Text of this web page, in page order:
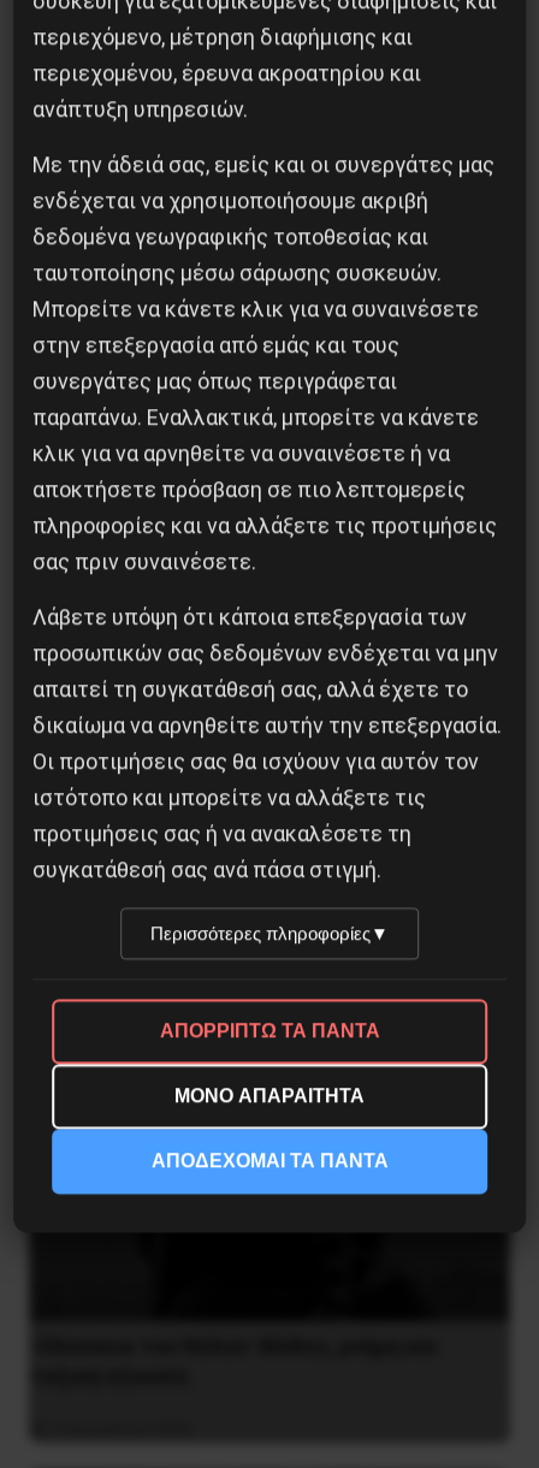
Διδάκτορας μαθηματικών στο Παρίσι ο
Αλέξανδρος Γιωτόπουλος
16 Ιουλίου 2021
Για να τελειώνουμε με τις “υγρές αγορές” της
μουσικής
4 Ιανουαρίου 2021
περιεχόμενο, μέτρηση διαφήμισης και
περιεχομένου, έρευνα ακροατηρίου και
ανάπτυξη υπηρεσιών.
Με την άδειά σας, εμείς και οι συνεργάτες μας
ενδέχεται να χρησιμοποιήσουμε ακριβή
δεδομένα γεωγραφικής τοποθεσίας και
ταυτοποίησης μέσω σάρωσης συσκευών.
Μπορείτε να κάνετε κλικ για να συναινέσετε
στην επεξεργασία από εμάς και τους
συνεργάτες μας όπως περιγράφεται
παραπάνω. Εναλλακτικά, μπορείτε να κάνετε
κλικ για να αρνηθείτε να συναινέσετε ή να
αποκτήσετε πρόσβαση σε πιο λεπτομερείς
πληροφορίες και να αλλάξετε τις προτιμήσεις
σας πριν συναινέσετε.
Λάβετε υπόψη ότι κάποια επεξεργασία των
προσωπικών σας δεδομένων ενδέχεται να μην
απαιτεί τη συγκατάθεσή σας, αλλά έχετε το
δικαίωμα να αρνηθείτε αυτήν την επεξεργασία.
Οι προτιμήσεις σας θα ισχύουν για αυτόν τον
ιστότοπο και μπορείτε να αλλάξετε τις
προτιμήσεις σας ή να ανακαλέσετε τη
συγκατάθεσή σας ανά πάσα στιγμή.
Περισσότερες πληροφορίες▼
ΑΠΟΡΡΙΠΤΩ ΤΑ ΠΑΝΤΑ
ΜΟΝΟ ΑΠΑΡΑΙΤΗΤΑ
ΑΠΟΔΕΧΟΜΑΙ ΤΑ ΠΑΝΤΑ